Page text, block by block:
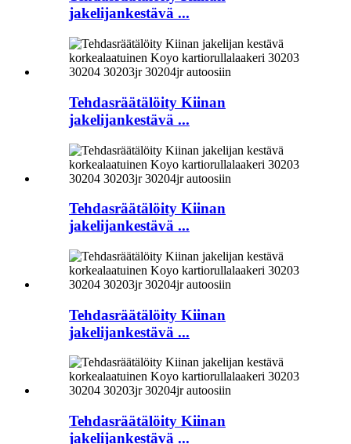
jakelijankestävä ...
Tehdasräätälöity Kiinan
jakelijankestävä ...
Tehdasräätälöity Kiinan
jakelijankestävä ...
Tehdasräätälöity Kiinan
jakelijankestävä ...
Tehdasräätälöity Kiinan
jakelijankestävä ...